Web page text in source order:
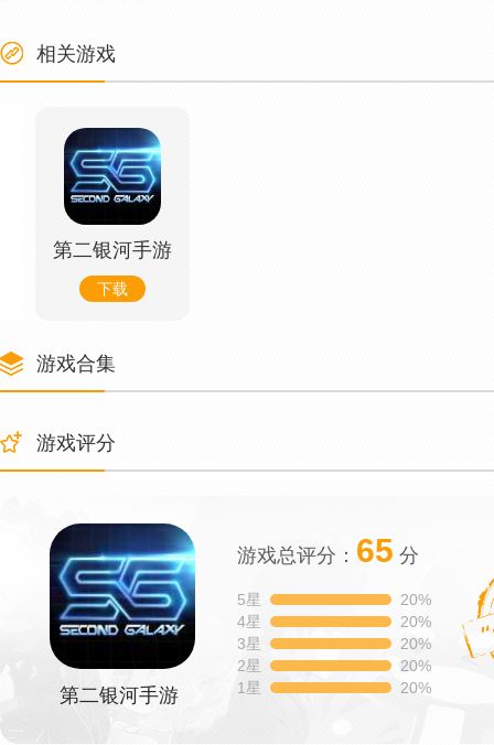
相关游戏
第二银河手游
下载
游戏合集
游戏评分
第二银河手游
游戏总评分： 65 分
5星
20%
4星
20%
3星
20%
2星
20%
1星
20%